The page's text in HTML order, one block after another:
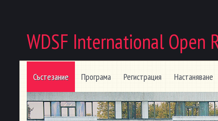
WDSF International Open
Състезание Програма Регистрация Настаняване